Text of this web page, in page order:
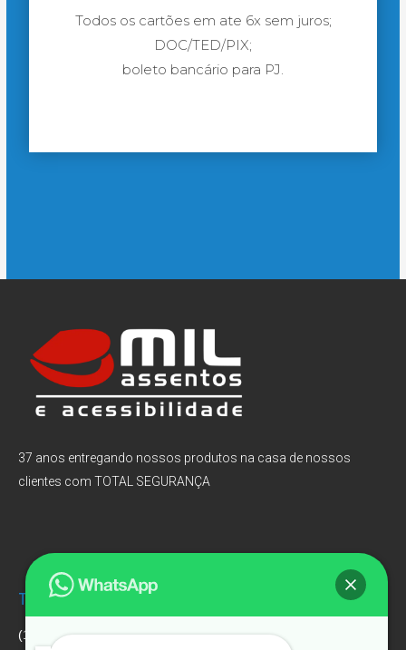
Todos os cartões em ate 6x sem juros;
DOC/TED/PIX;
boleto bancário para PJ.
37 anos entregando nossos produtos na casa de nossos
clientes com TOTAL SEGURANÇA
Televendas:
(11) 3032-0074.
Av. Pedroso de Moraes,